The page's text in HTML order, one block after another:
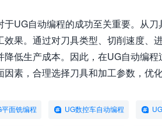
于UG自动编程的成功至关重要。从
果。通过对刀具类型、切削速度、
低生产成本。因此，在UG自动编
素，合理选择刀具和加工参数，优
平面铣编程 UG数控车自动编程